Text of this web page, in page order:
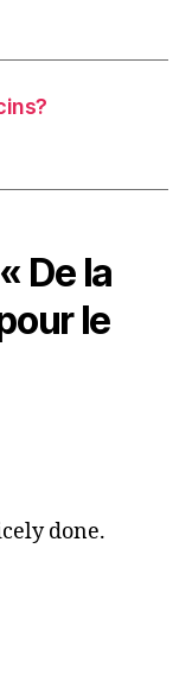
De la
le
done.